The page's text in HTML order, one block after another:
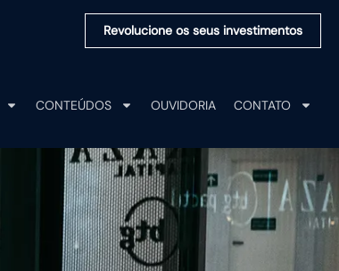
Revolucione os seus investimentos
CONTEÚDOS OUVIDORIA CONTATO